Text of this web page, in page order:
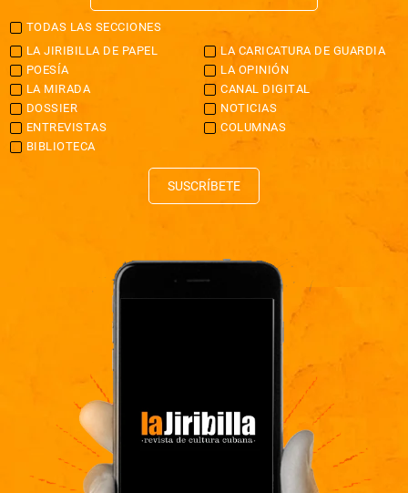
TODAS LAS SECCIONES
LA JIRIBILLA DE PAPEL
LA CARICATURA DE GUARDIA
POESÍA
LA OPINIÓN
LA MIRADA
CANAL DIGITAL
DOSSIER
NOTICIAS
ENTREVISTAS
COLUMNAS
BIBLIOTECA
SUSCRÍBETE